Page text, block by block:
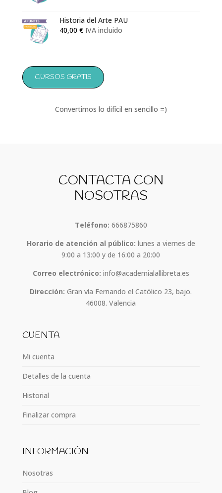
Historia del Arte PAU
40,00 € IVA incluido
CURSOS GRATIS
Convertimos lo difícil en sencillo =)
CONTACTA CON
NOSOTRAS
Teléfono: 666875860
Horario de atención al público: lunes a viernes de
9:00 a 13:00 y de 16:00 a 20:00
Correo electrónico: info@academialallibreta.es
Dirección: Gran vía Fernando el Católico 23, bajo.
46008. Valencia
CUENTA
Mi cuenta
Detalles de la cuenta
Historial
Finalizar compra
INFORMACIÓN
Nosotras